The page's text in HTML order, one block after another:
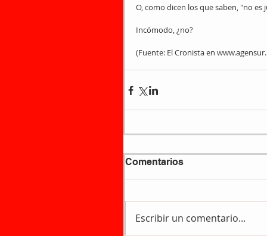
O, como dicen los que saben, "no es
Incómodo, ¿no?
(Fuente­: El Cronista en
Comentarios
Escribir un comentario...